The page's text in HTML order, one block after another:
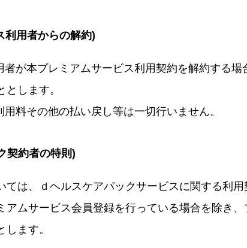
利用者からの解約)
が本プレミアムサービス利用契約を解約する
します。
料その他の払い戻し等は一切行いません。
契約者の特則)
ては、ｄヘルスケアパックサービスに関する利
アムサービス会員登録を行っている場合を除き
ます。